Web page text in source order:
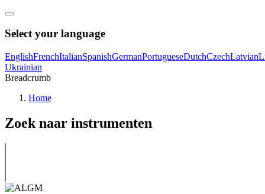
Select your language
EnglishFrenchItalianSpanishGermanPortugueseDutchCzechLatvian
Ukrainian
Breadcrumb
Home
Zoek naar instrumenten